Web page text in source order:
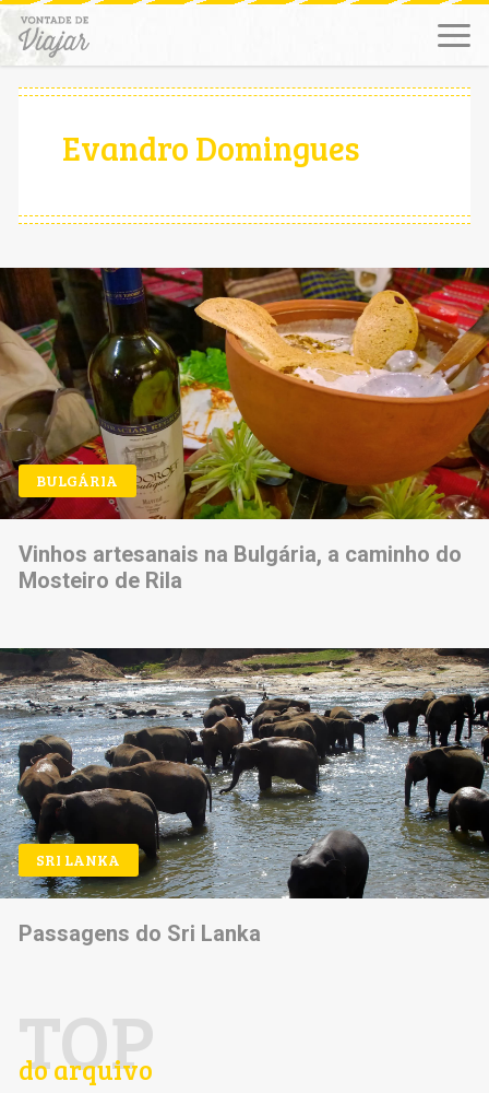
Evandro Domingues
BULGÁRIA
Vinhos artesanais na Bulgária, a caminho do
Mosteiro de Rila
SRI LANKA
Passagens do Sri Lanka
TOP
do arquivo